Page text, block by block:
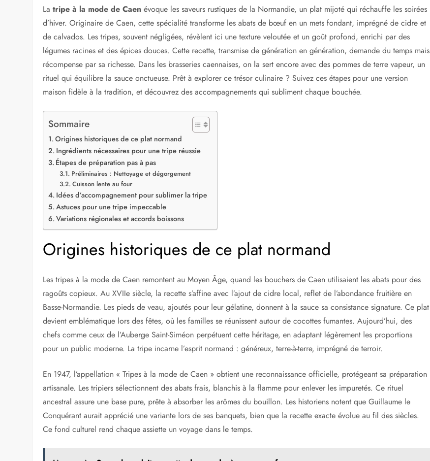
Latripe à la mode de Caenévoque les saveurs rustiques de la Normandie, un plat mijoté qui réchauffe les soirées
d’hiver. Originaire de Caen, cette spécialité transforme les abats de bœuf en un mets fondant, imprégné de cidre et
de calvados. Les tripes, souvent négligées, révèlent ici une texture veloutée et un goût profond, enrichi par des
légumes racines et des épices douces. Cette recette, transmise de génération en génération, demande du temps mais
récompense par sa richesse. Dans les brasseries caennaises, on la sert encore avec des pommes de terre vapeur, un
rituel qui équilibre la sauce onctueuse. Prêt à explorer ce trésor culinaire ? Suivez ces étapes pour une version
maison fidèle à la tradition, et découvrez des accompagnements qui subliment chaque bouchée.
Sommaire
Origines historiques de ce plat normand
Ingrédients nécessaires pour une tripe réussie
Étapes de préparation pas à pas
Préliminaires : Nettoyage et dégorgement
Cuisson lente au four
Idées d’accompagnement pour sublimer la tripe
Astuces pour une tripe impeccable
Variations régionales et accords boissons
Origines historiques de ce plat normand
Les tripes à la mode de Caen remontent au Moyen Âge, quand les bouchers de Caen utilisaient les abats pour des
ragoûts copieux. Au XVIIe siècle, la recette s’affine avec l’ajout de cidre local, reflet de l’abondance fruitière en
Basse-Normandie. Les pieds de veau, ajoutés pour leur gélatine, donnent à la sauce sa consistance signature. Ce plat
devient emblématique lors des fêtes, où les familles se réunissent autour de cocottes fumantes. Aujourd’hui, des
chefs comme ceux de l’Auberge Saint-Siméon perpétuent cette héritage, en adaptant légèrement les proportions
pour un public moderne. La tripe incarne l’esprit normand : généreux, terre-à-terre, imprégné de terroir.
En 1947, l’appellation « Tripes à la mode de Caen » obtient une reconnaissance officielle, protégeant sa préparation
artisanale. Les tripiers sélectionnent des abats frais, blanchis à la flamme pour enlever les impuretés. Ce rituel
ancestral assure une base pure, prête à absorber les arômes du bouillon. Les historiens notent que Guillaume le
Conquérant aurait apprécié une variante lors de ses banquets, bien que la recette exacte évolue au fil des siècles.
Ce fond culturel rend chaque assiette un voyage dans le temps.